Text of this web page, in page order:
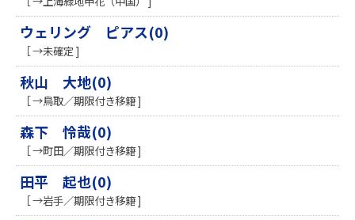
ウェリング ピアス(0)
［ →未確定 ]
秋山 大地(0)
［ →鳥取／期限付き移籍 ]
森下 怜哉(0)
［ →町田／期限付き移籍 ]
田平 起也(0)
［ →岩手／期限付き移籍 ]